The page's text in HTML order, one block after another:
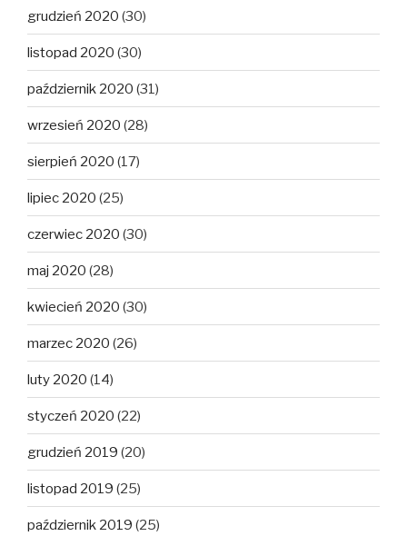
grudzień 2020 (30)
listopad 2020 (30)
październik 2020 (31)
wrzesień 2020 (28)
sierpień 2020 (17)
lipiec 2020 (25)
czerwiec 2020 (30)
maj 2020 (28)
kwiecień 2020 (30)
marzec 2020 (26)
luty 2020 (14)
styczeń 2020 (22)
grudzień 2019 (20)
listopad 2019 (25)
październik 2019 (25)